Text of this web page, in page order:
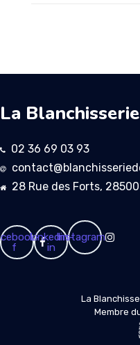
La
02 36 69 03 93
28 Rue des Forts,
f
Linkedin-
in
Instagram
La
Membre